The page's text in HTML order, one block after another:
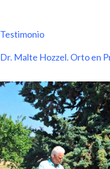
Testimonio
Dr. Malte Hozzel. Orto en